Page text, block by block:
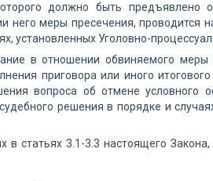
должно быть предъявлено
него меры пресечения, проводится
установленных Уголовно-
в отношении обвиняемого
приговора или иного
вопроса об отмене условного
решения в порядке и
в статьях 3.1-3.3 настоящего